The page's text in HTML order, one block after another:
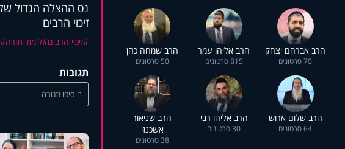
הרב אברהם יצחק
70 סרטונים
הרב אליהו עמר
815 סרטונים
הרב שמחה כהן
50 סרטונים
הרב שלום ארוש
64 סרטונים
הרב אליהו רבי
30 סרטונים
הרב שניאור
אשכנזי
38 סרטונים
זיכוי הרבים
זיכוי הרבים לימוד תורה
תגובות
הוסיפו תגובה